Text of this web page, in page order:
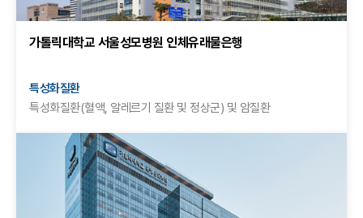
가톨릭대학교 서울성모병원 인체유래물은행
특성화질환
특성화질환(혈액, 알레르기 질환 및 정상군) 및 암질환